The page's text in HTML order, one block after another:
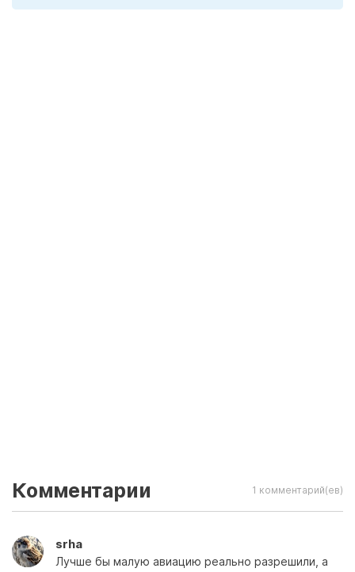
Комментарии 1 комментарий(ев)
srha
Лучше бы малую авиацию реально разрешили, а